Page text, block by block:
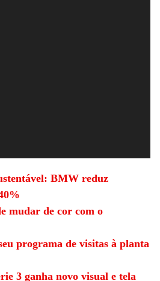
BMW reduz
mudar de cor com o
programa de visitas à planta
3 ganha novo visual e tela